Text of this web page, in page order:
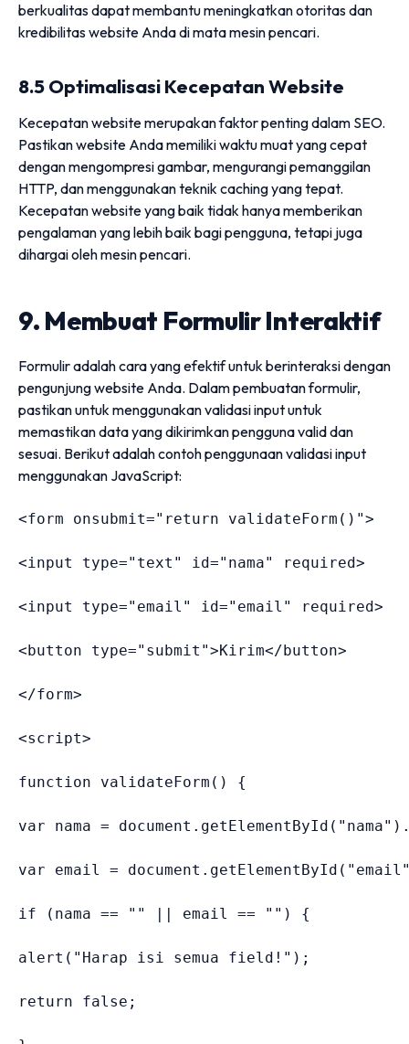
berkualitas dapat membantu meningkatkan otoritas dan
kredibilitas website Anda di mata mesin pencari.
8.5 Optimalisasi Kecepatan Website
Kecepatan website merupakan faktor penting dalam SEO.
Pastikan website Anda memiliki waktu muat yang cepat
dengan mengompresi gambar, mengurangi pemanggilan
HTTP, dan menggunakan teknik caching yang tepat.
Kecepatan website yang baik tidak hanya memberikan
pengalaman yang lebih baik bagi pengguna, tetapi juga
dihargai oleh mesin pencari.
9. Membuat Formulir Interaktif
Formulir adalah cara yang efektif untuk berinteraksi dengan
pengunjung website Anda. Dalam pembuatan formulir,
pastikan untuk menggunakan validasi input untuk
memastikan data yang dikirimkan pengguna valid dan
sesuai. Berikut adalah contoh penggunaan validasi input
menggunakan JavaScript:
<form onsubmit=" return validateForm() ">
<input type=" text " id=" nama" required>
<input type=" email " id=" email " required>
<button type=" submit ">Kirim</button>
</form>
<script>
function validateForm ( ) {
var nama = document . getElementById ( "nama" )
var email = document . getElementById (
if ( nama == "" || email == "" ) {
alert ( "Harap isi semua field!" ) ;
return false ;